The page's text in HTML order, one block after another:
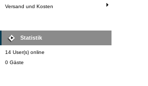
Versand und Kosten
Statistik
14 User(s) online
0 Gäste